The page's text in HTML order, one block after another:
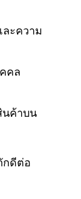
ละความ
คล
นค้าบน
กดีต่อ